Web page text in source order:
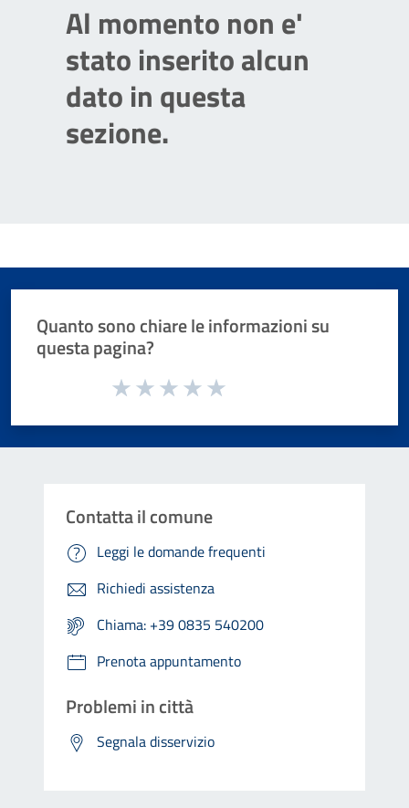
Al momento non e'
stato inserito alcun
dato in questa
sezione.
Quanto sono chiare le informazioni su
questa pagina?
Valuta da 1 a 5 stelle la pagina
Contatta il comune
Leggi le domande frequenti
Richiedi assistenza
Chiama: +39 0835 540200
Prenota appuntamento
Problemi in città
Segnala disservizio